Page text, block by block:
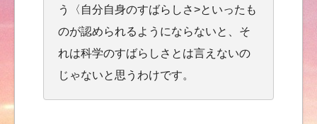
う〈自分自身のすばらしさ>といったも
のが認められるようにならないと、そ
れは科学のすばらしさとは言えないの
じゃないと思うわけです。